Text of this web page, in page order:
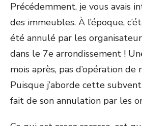
Précédemment, je vous avais
des immeubles. À l’époque,
été annulé par les
dans le 7e arrondissement !
mois après, pas d’opération
Puisque j’aborde cette
fait de son annulation par les